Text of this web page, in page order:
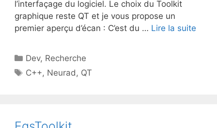
l’interfaçage du logiciel. Le choix du Toolkit
graphique reste QT et je vous propose un
premier aperçu d’écan : C’est du … Lire la suite
Catégories
Dev, Recherche
Étiquettes
C++, Neurad, QT